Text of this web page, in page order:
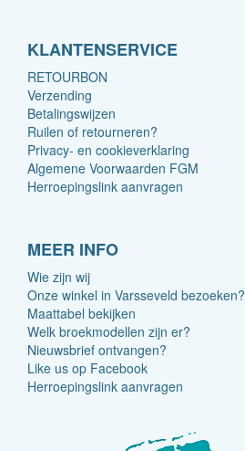
KLANTENSERVICE
RETOURBON
Verzending
Betalingswijzen
Ruilen of retourneren?
Privacy- en cookieverklaring
Algemene Voorwaarden FGM
Herroepingslink aanvragen
MEER INFO
Wie zijn wij
Onze winkel in Varsseveld bezoeken?
Maattabel bekijken
Welk broekmodellen zijn er?
Nieuwsbrief ontvangen?
Like us op Facebook
Herroepingslink aanvragen